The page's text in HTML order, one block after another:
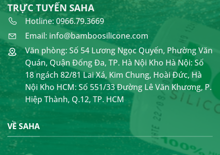
TRỰC TUYẾN SAHA
Hotline: 0966.79.3669
Email: info@bamboosilicone.com
Văn phòng: Số 54 Lương Ngọc Quyến, Phường Văn
Quán, Quận Đống Đa, TP. Hà Nội Kho Hà Nội: Số
18 ngách 82/81 Lai Xá, Kim Chung, Hoài Đức, Hà
Nội Kho HCM: Số 551/33 Đường Lê Văn Khương, P.
Hiệp Thành, Q.12, TP. HCM
VỀ SAHA